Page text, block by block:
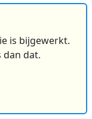
is bijgewerkt.
dan dat.